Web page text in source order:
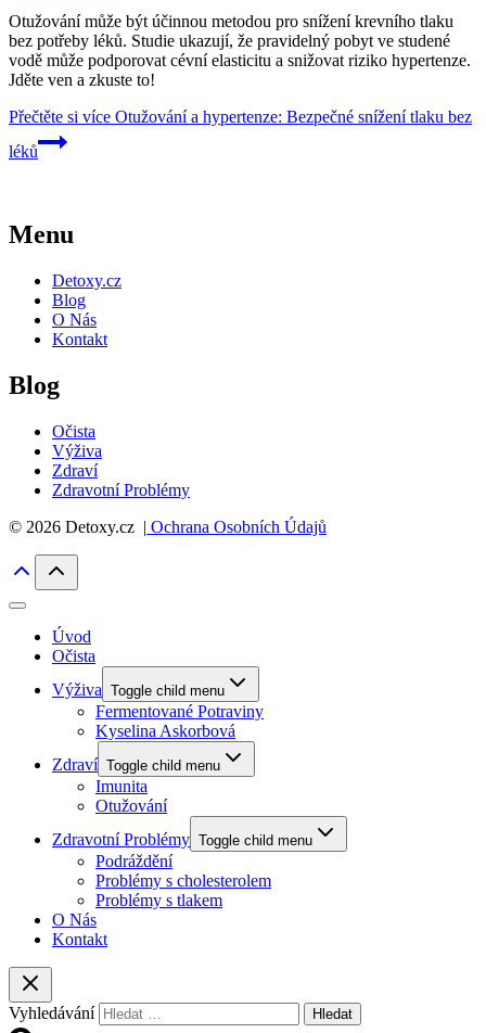
Otužování může být účinnou metodou pro snížení krevního tlaku
bez potřeby léků. Studie ukazují, že pravidelný pobyt ve studené
vodě může podporovat cévní elasticitu a snižovat riziko hypertenze.
Jděte ven a zkuste to!
Přečtěte si více Otužování a hypertenze: Bezpečné snížení tlaku bez
léků
Menu
Detoxy.cz
Blog
O Nás
Kontakt
Blog
Očista
Výživa
Zdraví
Zdravotní Problémy
© 2026 Detoxy.cz | Ochrana Osobních Údajů
Úvod
Očista
Výživa Toggle child menu
Fermentované Potraviny
Kyselina Askorbová
Zdraví Toggle child menu
Imunita
Otužování
Zdravotní Problémy Toggle child menu
Podráždění
Problémy s cholesterolem
Problémy s tlakem
O Nás
Kontakt
Vyhledávání